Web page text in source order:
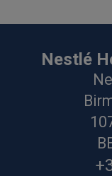
Nestlé